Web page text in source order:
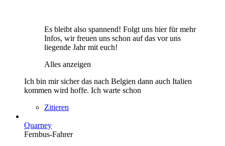
Es bleibt also spannend! Folgt uns hier für mehr
Infos, wir freuen uns schon auf das vor uns
liegende Jahr mit euch!
Alles anzeigen
Ich bin mir sicher das nach Belgien dann auch Italien
kommen wird hoffe. Ich warte schon
Zitieren
Quarney
Fernbus-Fahrer